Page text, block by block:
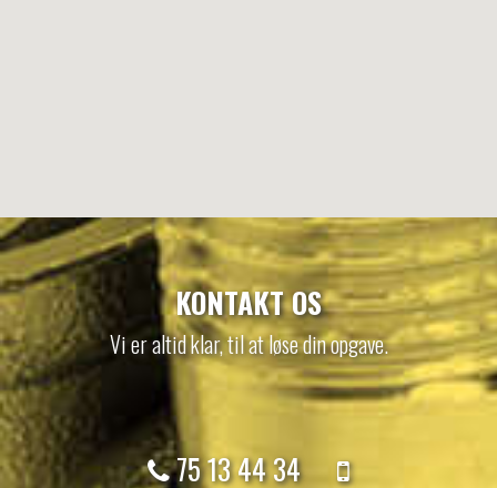
KONTAKT OS
Vi er altid klar, til at løse din opgave.
75 13 44 34